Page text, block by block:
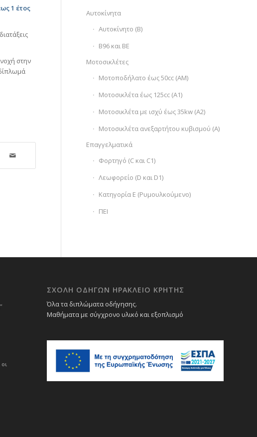
1 έτος
στην
Αυτοκίνητα
Αυτοκίνητο (Β)
Β96 και ΒΕ
Μοτοσικλέτες
Μοτοποδήλατο έως 50cc (ΑΜ)
Moτοσικλέτα έως 125cc (Α1)
Μοτοσικλέτα με ισχύ έως 35kw (Α2)
Μοτοσικλέτα ανεξαρτήτου κυβισμού (Α)
Επαγγελματικά
Φορτηγό (C και C1)
Λεωφορείο (D και D1)
Κατηγορία Ε (Ρυμουλκούμενο)
ΠΕΙ
ΣΧΟΛΉ ΟΔΗΓΏΝ ΗΡΆΚΛΕΙΟ ΚΡΉΤΗΣ
Όλα τα διπλώματα οδήγησης.
Μαθήματα με σύγχρονο υλικό και εξοπλισμό